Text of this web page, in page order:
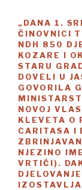
„DANA 1.
ČINOVNICI
NDH 850
KOZARE I
STARU
DOVELI U
GOVORILA
NOVOJ
KLEVETA O
CARITASA I
NJEZINO
VRTIĆI).